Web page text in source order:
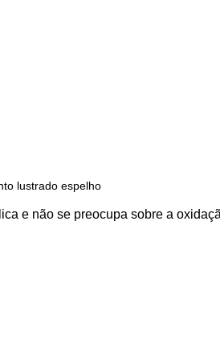
lustrado espelho
e não se preocupa sobre a